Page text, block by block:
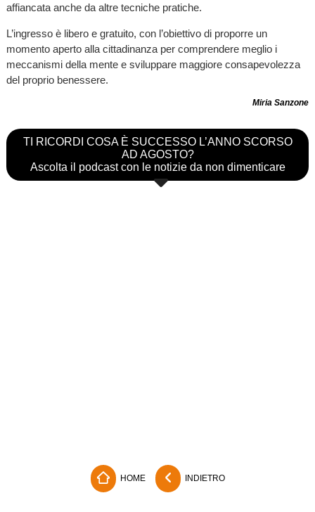
affiancata anche da altre tecniche pratiche.
L’ingresso è libero e gratuito, con l’obiettivo di proporre un
momento aperto alla cittadinanza per comprendere meglio i
meccanismi della mente e sviluppare maggiore consapevolezza
del proprio benessere.
Miria Sanzone
TI RICORDI COSA È SUCCESSO L’ANNO SCORSO
AD AGOSTO?
Ascolta il podcast con le notizie da non dimenticare
HOME INDIETRO